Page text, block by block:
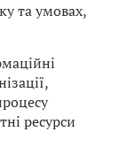
та умовах,
ресурси